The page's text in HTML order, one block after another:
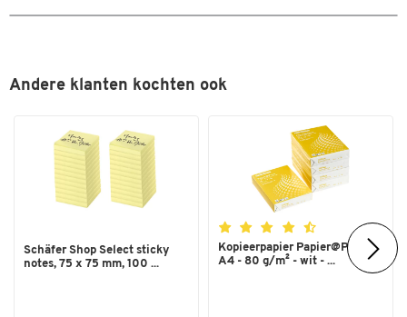
Andere klanten kochten ook
Schäfer Shop Select sticky
notes, 75 x 75 mm, 100 ...
Kopieerpapier Papier@Print -
A4 - 80 g/m² - wit - ...
Dubbelklik om in te zoomen